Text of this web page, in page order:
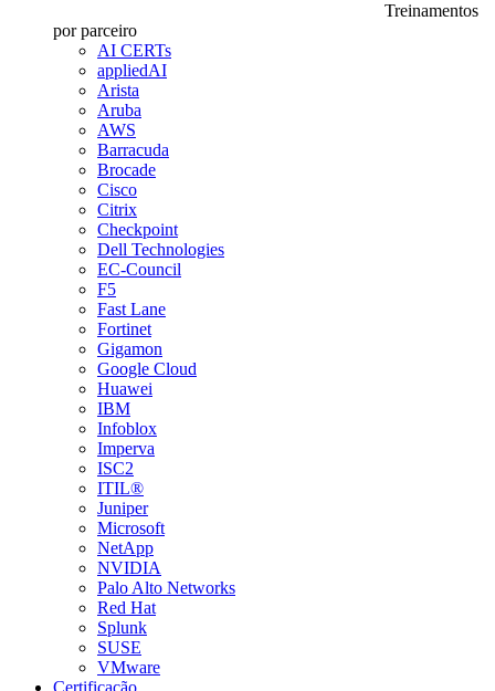
Treinamentos
por parceiro
AI CERTs
appliedAI
Arista
Aruba
AWS
Barracuda
Brocade
Cisco
Citrix
Checkpoint
Dell Technologies
EC-Council
F5
Fast Lane
Fortinet
Gigamon
Google Cloud
Huawei
IBM
Infoblox
Imperva
ISC2
ITIL®
Juniper
Microsoft
NetApp
NVIDIA
Palo Alto Networks
Red Hat
Splunk
SUSE
VMware
Certificação